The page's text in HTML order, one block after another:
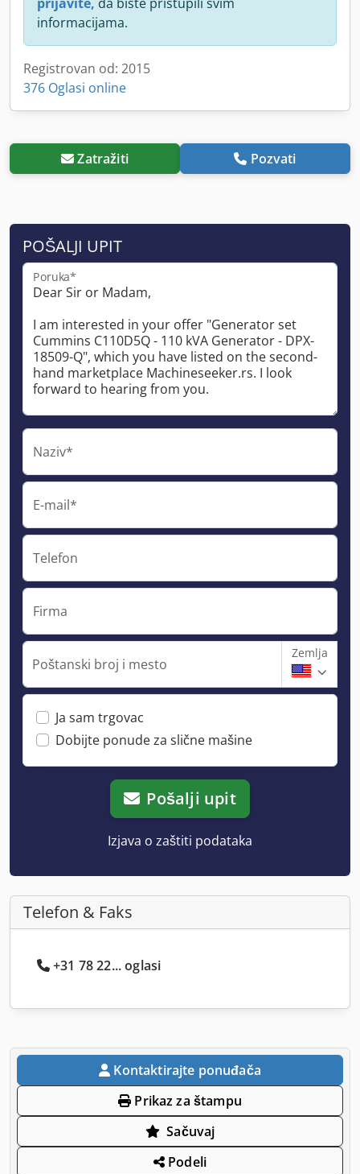
informacijama.
Registrovan od: 2015
376 Oglasi online
Zatražiti Pozvati
POŠALJI UPIT
Poruka*
Naziv*
E-mail*
Telefon
Firma
Poštanski broj i mesto
Zemlja
Ja sam trgovac
Dobijte ponude za slične mašine
Pošalji upit
Izjava o zaštiti podataka
Telefon & Faks
+31 78 22... oglasi
Kontaktirajte ponuđača
Prikaz za štampu
Sačuvaj
Podeli